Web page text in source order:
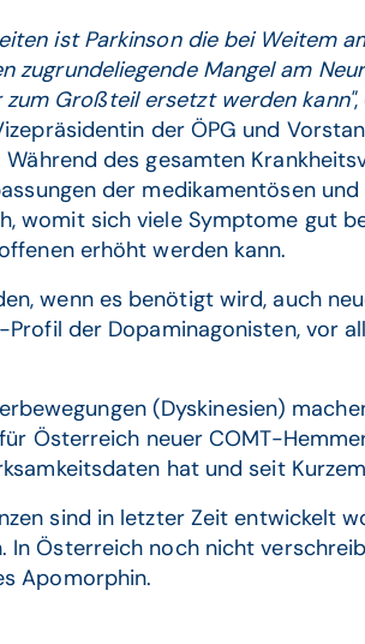
ist Parkinson die bei Weitem
zugrundeliegende Mangel am
Großteil ersetzt werden kann",
der ÖPG und
des gesamten
der medikamentösen
womit sich viele Symptome gut
erhöht werden kann.
wenn es benötigt wird, auch
der Dopaminagonisten, vor
(Dyskinesien)
Österreich neuer COMT-
hat und seit
sind in letzter Zeit entwickelt
In Österreich noch nicht
Apomorphin.